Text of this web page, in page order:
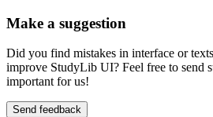
Make a suggestion
Did you find mistakes in interface or
improve StudyLib UI? Feel free to send
important for us!
Send feedback